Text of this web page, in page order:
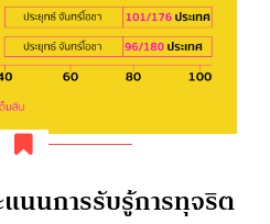
นนการรับรู้การทุจริต